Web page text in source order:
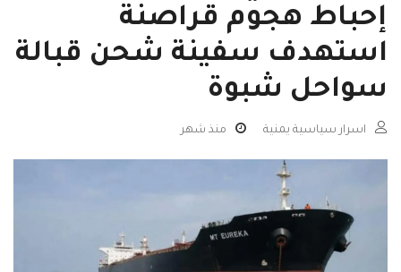
إحباط هجوم قراصنة
استهدف سفينة شحن قبالة
سواحل شبوة
اسرار سياسية يمنية منذ شهر